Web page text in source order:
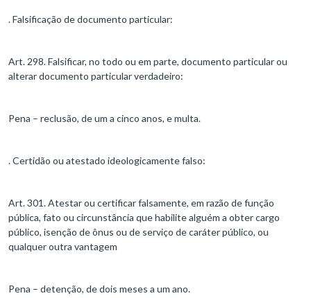
. Falsificação de documento particular:
Art. 298. Falsificar, no todo ou em parte, documento particular ou
alterar documento particular verdadeiro:
Pena – reclusão, de um a cinco anos, e multa.
. Certidão ou atestado ideologicamente falso:
Art. 301. Atestar ou certificar falsamente, em razão de função
pública, fato ou circunstância que habilite alguém a obter cargo
público, isenção de ônus ou de serviço de caráter público, ou
qualquer outra vantagem
Pena – detenção, de dois meses a um ano.